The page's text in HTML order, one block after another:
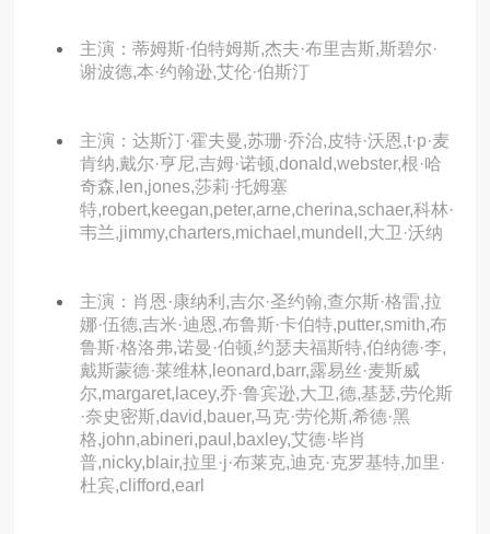
主演：蒂姆斯·伯特姆斯,杰夫·布里吉斯,斯碧尔·
谢波德,本·约翰逊,艾伦·伯斯汀
主演：达斯汀·霍夫曼,苏珊·乔治,皮特·沃恩,t·p·麦
肯纳,戴尔·亨尼,吉姆·诺顿,donald,webster,根·哈
奇森,len,jones,莎莉·托姆塞
特,robert,keegan,peter,arne,cherina,schaer,科林·
韦兰,jimmy,charters,michael,mundell,大卫·沃纳
主演：肖恩·康纳利,吉尔·圣约翰,查尔斯·格雷,拉
娜·伍德,吉米·迪恩,布鲁斯·卡伯特,putter,smith,布
鲁斯·格洛弗,诺曼·伯顿,约瑟夫福斯特,伯纳德·李,
戴斯蒙德·莱维林,leonard,barr,露易丝·麦斯威
尔,margaret,lacey,乔·鲁宾逊,大卫,德,基瑟,劳伦斯
·奈史密斯,david,bauer,马克·劳伦斯,希德·黑
格,john,abineri,paul,baxley,艾德·毕肖
普,nicky,blair,拉里·j·布莱克,迪克·克罗基特,加里·
杜宾,clifford,earl